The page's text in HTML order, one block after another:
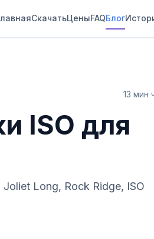
СкачатьЦеныFAQБлог
13 мин
ISO для
Long, Rock Ridge, ISO